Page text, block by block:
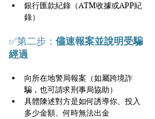
銀行匯款紀錄（ATM收據或APP紀
錄）
✅第二步： 儘速報案並說明受騙
經過
向所在地警局報案（如屬跨境詐
騙，也可請求刑事局協助）
具體陳述對方是如何誘導你、投入
多少金額、何時無法出金